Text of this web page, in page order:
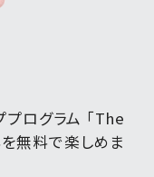
ログラム 「The
無料で楽しめま